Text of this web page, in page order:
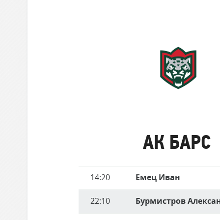
Шанхайские Драконы
Ак
Барс
АК БАРС
Время
Имя
14:20 Емец Иван
22:10 Бурмистров